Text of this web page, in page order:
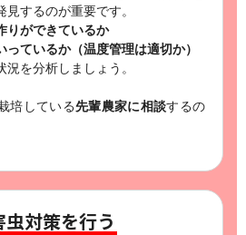
見するのが重要です。
りができているか
っているか（温度管理は適切か）
を分析しましょう。
培している先輩農家に相談するの
虫対策を行う